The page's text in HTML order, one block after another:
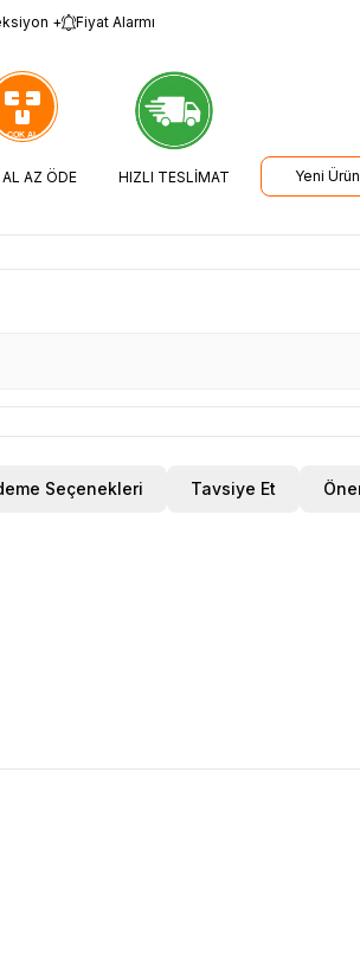
+ Fiyat Alarmı
AZ ÖDE HIZLI TESLİMAT Yeni Ürün
Seçenekleri Tavsiye Et